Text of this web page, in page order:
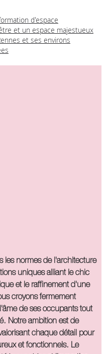
d'espace
et un espace majestueux
et ses environs
les normes de l'architecture
uniques alliant le chic
et le raffinement d'une
croyons fermement
de ses occupants tout
Notre ambition est de
chaque détail pour
et fonctionnels. Le